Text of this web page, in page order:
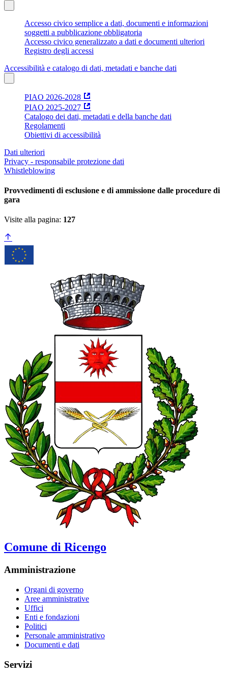
Accesso civico semplice a dati, documenti e informazioni
soggetti a pubblicazione obbligatoria
Accesso civico generalizzato a dati e documenti ulteriori
Registro degli accessi
Accessibilità e catalogo di dati, metadati e banche dati
PIAO 2026-2028
PIAO 2025-2027
Catalogo dei dati, metadati e della banche dati
Regolamenti
Obiettivi di accessibilità
Dati ulteriori
Privacy - responsabile protezione dati
Whistleblowing
Provvedimenti di esclusione e di ammissione dalle procedure di
gara
Visite alla pagina: 127
Comune di Ricengo
Amministrazione
Organi di governo
Aree amministrative
Uffici
Enti e fondazioni
Politici
Personale amministrativo
Documenti e dati
Servizi